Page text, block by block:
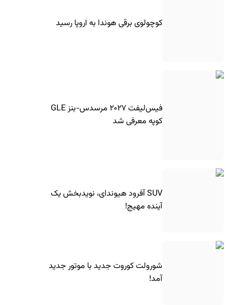
کوچولوی برقی هوندا به اروپا رسید
فیس‌لیفت ۲۰۲۷ مرسدس-بنز GLE
کوپه معرفی شد
SUV آفرود هیوندای، نویدبخش یک
آینده مهیج!
شورولت کوروت جدید با موتور جدید
آمد!